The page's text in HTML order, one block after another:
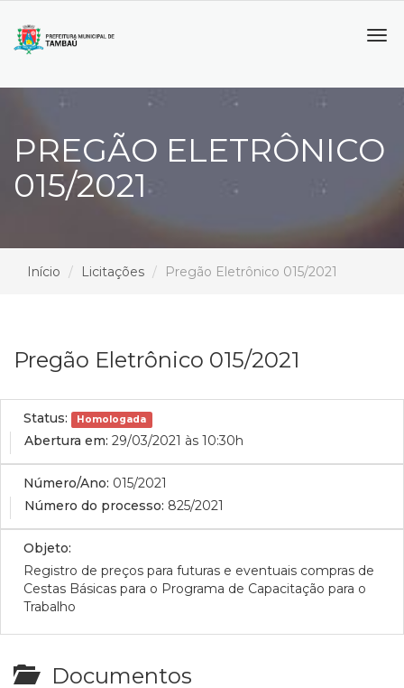
PREGÃO ELETRÔNICO
015/2021
Início Licitações Pregão Eletrônico 015/2021
Pregão Eletrônico 015/2021
Status: Homologada
Abertura em: 29/03/2021 às 10:30h
Número/Ano: 015/2021
Número do processo: 825/2021
Objeto:
Registro de preços para futuras e eventuais compras de
Cestas Básicas para o Programa de Capacitação para o
Trabalho
Documentos